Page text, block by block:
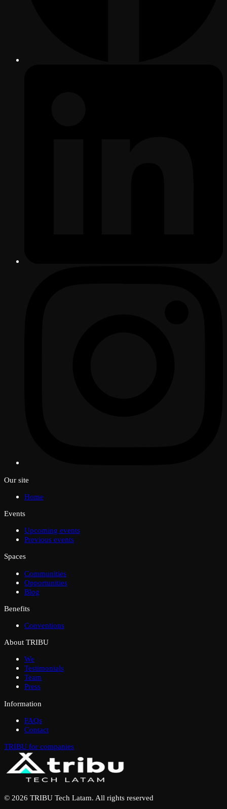
Our site
Home
Events
Upcoming events
Previous events
Spaces
Communities
Opportunities
Blog
Benefits
Conventions
About TRIBU
We
Testimonials
Team
Press
Information
FAQs
Contact
TRIBU for companies
© 2026 TRIBU Tech Latam. All rights reserved